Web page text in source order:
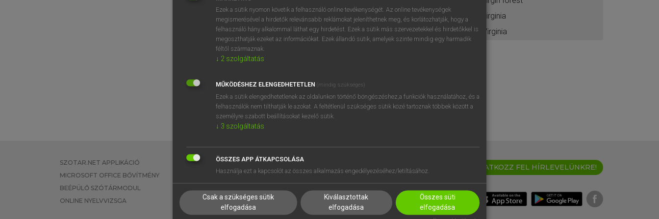
virginia
Virginia
SZOTAR.NET APPLIKÁCIÓ
MICROSOFT OFFICE BŐVÍTMÉNY
BEÉPÜLŐ SZÓTÁRMODUL
ONLINE NYELVVIZSGA
EGYÉNI FELHASZNÁLÓKNAK
TANULÓKNAK
VÁLLALATI MEGOLDÁSOK
SÚGÓ
RÓLUNK
SÜTI BEÁLLÍTÁSOK
IRATKOZZ FEL HÍRLEVELÜNKRE!
Ezek a sütik nyomon követik a felhasználó online tevékenységét. Az online tevékenységek
megismerésével a hirdetők relevánsabb reklámokat jeleníthetnek meg, és korlátozhatják, hogy a
felhasználó hány alkalommal láthat egy hirdetést. Ezek a sütik más szervezetekkel és hirdetőkkel is
megoszthatják ezeket az információkat. Ezek állandó sütik, amelyek szinte mindig egy harmadik
féltől származnak.
↓ 2 szolgáltatás
MŰKÖDÉSHEZ ELENGEDHETETLEN (mindig szükséges)
Ezek a sütik elengedhetetlenek az oldalunkon történő böngészéshez,a funkciók használatához, és a
felhasználók nem tilthatják le azokat. A feltétlenül szükséges sütik közé tartoznak többek között a
személyre szabott beállításokat kezelő sütik.
↓ 3 szolgáltatás
ÖSSZES APP ÁTKAPCSOLÁSA
Használja ezt a kapcsolót az összes alkalmazás engedélyezéséhez/letiltásához.
Csak a szükséges sütik
elfogadása
Kiválasztottak
elfogadása
Összes süti
elfogadása